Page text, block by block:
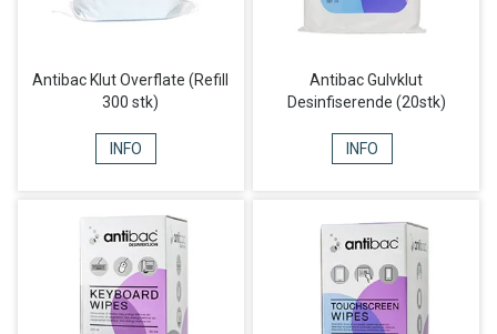
Antibac Klut Overflate (Refill
300 stk)
INFO
Antibac Gulvklut
Desinfiserende (20stk)
INFO